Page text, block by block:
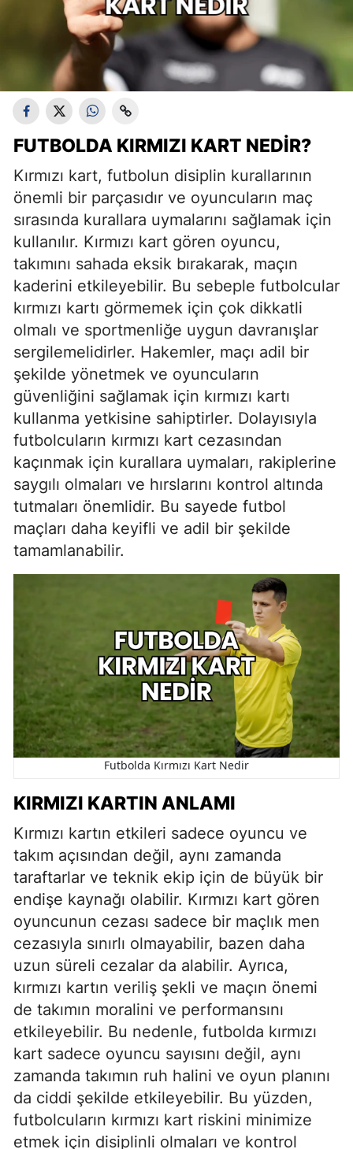
FUTBOLDA KIRMIZI KART NEDIR?
Kırmızı kart, futbolun disiplin kurallarının
önemli bir parçasıdır ve oyuncuların maç
sırasında kurallara uymalarını sağlamak için
kullanılır. Kırmızı kart gören oyuncu,
takımını sahada eksik bırakarak, maçın
kaderini etkileyebilir. Bu sebeple futbolcular
kırmızı kartı görmemek için çok dikkatli
olmalı ve sportmenliğe uygun davranışlar
sergilemelidirler. Hakemler, maçı adil bir
şekilde yönetmek ve oyuncuların
güvenliğini sağlamak için kırmızı kartı
kullanma yetkisine sahiptirler. Dolayısıyla
futbolcuların kırmızı kart cezasından
kaçınmak için kurallara uymaları, rakiplerine
saygılı olmaları ve hırslarını kontrol altında
tutmaları önemlidir. Bu sayede futbol
maçları daha keyifli ve adil bir şekilde
tamamlanabilir.
Futbolda Kırmızı Kart Nedir
KIRMIZI KARTIN ANLAMI
Kırmızı kartın etkileri sadece oyuncu ve
takım açısından değil, aynı zamanda
taraftarlar ve teknik ekip için de büyük bir
endişe kaynağı olabilir. Kırmızı kart gören
oyuncunun cezası sadece bir maçlık men
cezasıyla sınırlı olmayabilir, bazen daha
uzun süreli cezalar da alabilir. Ayrıca,
kırmızı kartın veriliş şekli ve maçın önemi
de takımın moralini ve performansını
etkileyebilir. Bu nedenle, futbolda kırmızı
kart sadece oyuncu sayısını değil, aynı
zamanda takımın ruh halini ve oyun planını
da ciddi şekilde etkileyebilir. Bu yüzden,
futbolcuların kırmızı kart riskini minimize
etmek için disiplinli olmaları ve kontrol